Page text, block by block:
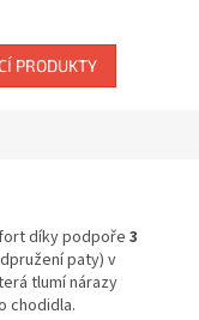
PRODUKTY
díky podpoře 3
paty) v
tlumí nárazy
chodidla.